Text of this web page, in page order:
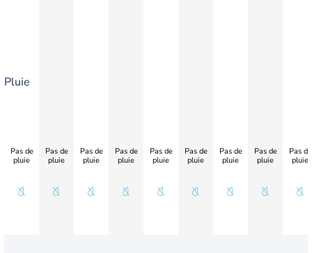
Pluie
Pas de
pluie
Pas de
pluie
Pas de
pluie
Pas de
pluie
Pas de
pluie
Pas de
pluie
Pas de
pluie
Pas de
pluie
Pas de
pluie